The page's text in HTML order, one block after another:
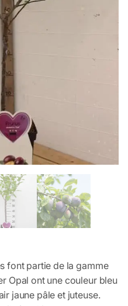
font partie de la gamme
Opal ont une couleur bleu
jaune pâle et juteuse.